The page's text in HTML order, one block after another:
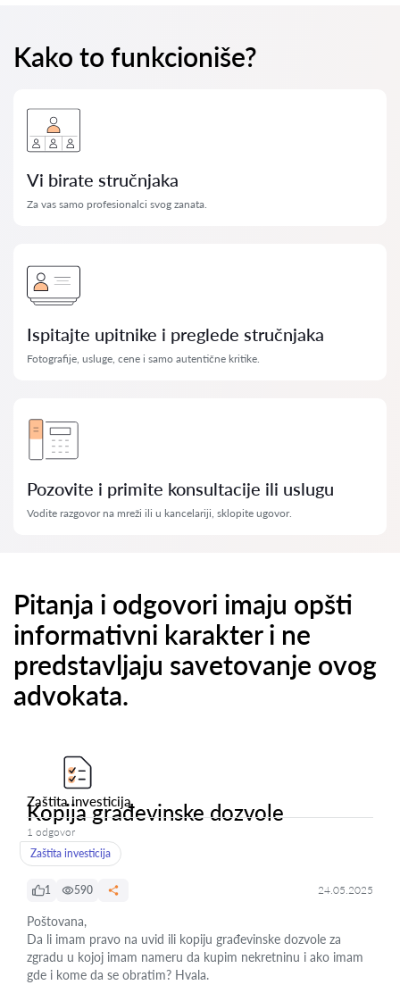
Kako to funkcioniše?
Vi birate stručnjaka
Za vas samo profesionalci svog zanata.
Ispitajte upitnike i preglede stručnjaka
Fotografije, usluge, cene i samo autentične kritike.
Pozovite i primite konsultacije ili uslugu
Vodite razgovor na mreži ili u kancelariji, sklopite ugovor.
Pitanja i odgovori imaju opšti
informativni karakter i ne
predstavljaju savetovanje ovog
advokata.
Zaštita investicija
Kopija građevinske dozvole
1 odgovor
Zaštita investicija
1 590 24.05.2025
Poštovana,
Da li imam pravo na uvid ili kopiju građevinske dozvole za
zgradu u kojoj imam nameru da kupim nekretninu i ako imam
gde i kome da se obratim? Hvala.